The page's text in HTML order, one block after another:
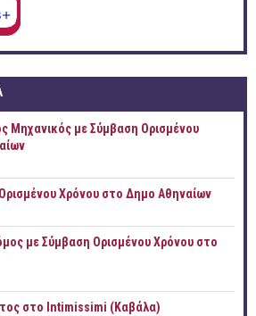
Μηχανικός με Σύμβαση Ορισμένου
Χρόνου στο Δημο Αθηναίων
με Σύμβαση Ορισμένου Χρόνου στο
στο Intimissimi (Καβάλα)